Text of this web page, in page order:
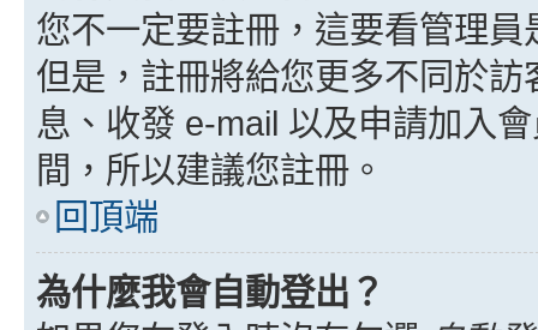
您不一定要註冊，這要看管理
但是，註冊將給您更多不同於
息、收發 e-mail 以及申請加入
間，所以建議您註冊。
回頂端
為什麼我會自動登出？